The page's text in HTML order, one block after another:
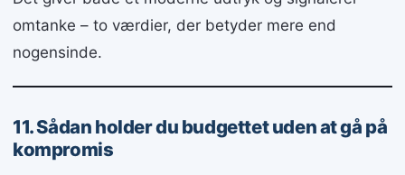
omtanke – to værdier, der betyder mere end
nogensinde.
11. Sådan holder du budgettet uden at gå på
kompromis